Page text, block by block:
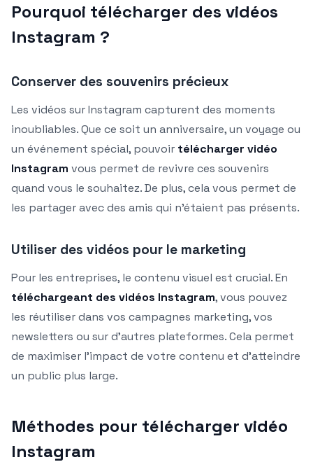
Pourquoi télécharger des vidéos
Instagram ?
Conserver des souvenirs précieux
Les vidéos sur Instagram capturent des moments
inoubliables. Que ce soit un anniversaire, un voyage ou
un événement spécial, pouvoir télécharger vidéo
Instagram vous permet de revivre ces souvenirs
quand vous le souhaitez. De plus, cela vous permet de
les partager avec des amis qui n’étaient pas présents.
Utiliser des vidéos pour le marketing
Pour les entreprises, le contenu visuel est crucial. En
téléchargeant des vidéos Instagram, vous pouvez
les réutiliser dans vos campagnes marketing, vos
newsletters ou sur d’autres plateformes. Cela permet
de maximiser l’impact de votre contenu et d’atteindre
un public plus large.
Méthodes pour télécharger vidéo
Instagram